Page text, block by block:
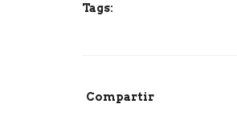
Tags:
Compartir